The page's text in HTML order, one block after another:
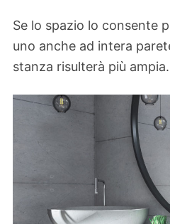
Se lo spazio lo consente
uno anche ad intera
stanza risulterà più ampia.